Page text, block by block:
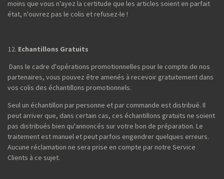
moins que vous n'ayez la certitude que les articles soient en parfait
état, n'ouvrez pas le colis et refusez-le !
Echantillons Gratuits
Dans le cadre d'opérations promotionnelles pour le compte de nos
partenaires, vous pouvez être amenés à recevoir gratuitement dans
vos colis des échantillons promotionnels.
Seul un échantillon par personne et par commande est distribué. Il
peut arriver que, dans certain cas, ces échantillons gratuits ne soient
pas distribués bien qu'annoncés sur votre bon de préparation. Le
traitement est manuel et peut parfois engendrer quelques erreurs.
Aucune réclamation ne sera prise en compte par notre Service
Clients à ce sujet.